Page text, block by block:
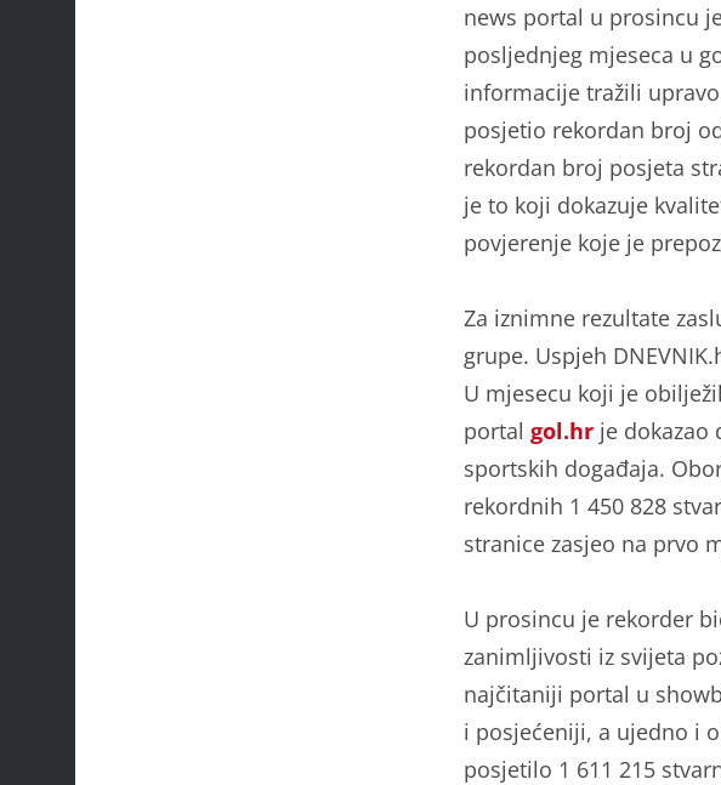
news portal u prosincu
posljednjeg mjeseca u
informacije tražili
posjetio rekordan broj
rekordan broj posjeta
je to koji dokazuje
povjerenje koje je
Za iznimne rezultate
grupe. Uspjeh
U mjesecu koji je
portal gol.hr je dokazao
sportskih događaja.
rekordnih 1 450 828
stranice zasjeo na prvo
U prosincu je rekorder
zanimljivosti iz svijeta
najčitaniji portal u
i posjećeniji, a ujedno i
posjetilo 1 611 215